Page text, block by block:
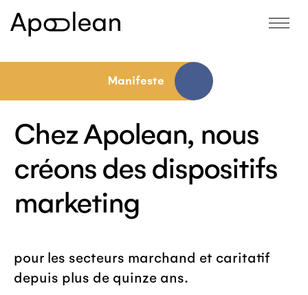
Manifeste
Chez Apolean, nous
créons des dispositifs
marketing
pour les secteurs marchand et caritatif
depuis plus de quinze ans.